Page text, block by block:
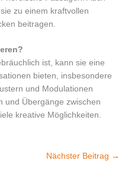
zu einem kraftvollen
beitragen.
ist, kann sie eine
bieten, insbesondere
und Modulationen
und Übergänge zwischen
kreative Möglichkeiten.
Nächster Beitrag →